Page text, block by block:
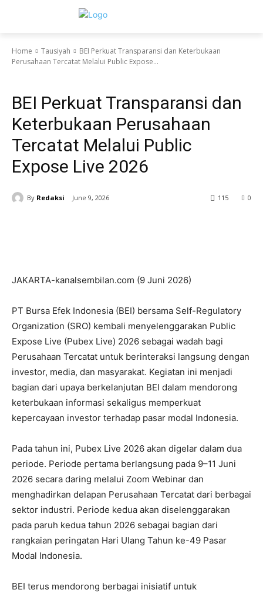
Home Tausiyah
BEI Perkuat Transparansi dan Keterbukaan
Perusahaan Tercatat Melalui Public Expose...
BEI Perkuat Transparansi dan
Keterbukaan Perusahaan
Tercatat Melalui Public
Expose Live 2026
By Redaksi June 9, 2026 0
115
JAKARTA-kanalsembilan.com (9 Juni 2026)
PT Bursa Efek Indonesia (BEI) bersama Self-Regulatory
Organization (SRO) kembali menyelenggarakan Public
Expose Live (Pubex Live) 2026 sebagai wadah bagi
Perusahaan Tercatat untuk berinteraksi langsung dengan
investor, media, dan masyarakat. Kegiatan ini menjadi
bagian dari upaya berkelanjutan BEI dalam mendorong
keterbukaan informasi sekaligus memperkuat
kepercayaan investor terhadap pasar modal Indonesia.
Pada tahun ini, Pubex Live 2026 akan digelar dalam dua
periode. Periode pertama berlangsung pada 9–11 Juni
2026 secara daring melalui Zoom Webinar dan
menghadirkan delapan Perusahaan Tercatat dari berbagai
sektor industri. Periode kedua akan diselenggarakan
pada paruh kedua tahun 2026 sebagai bagian dari
rangkaian peringatan Hari Ulang Tahun ke-49 Pasar
Modal Indonesia.
BEI terus mendorong berbagai inisiatif untuk